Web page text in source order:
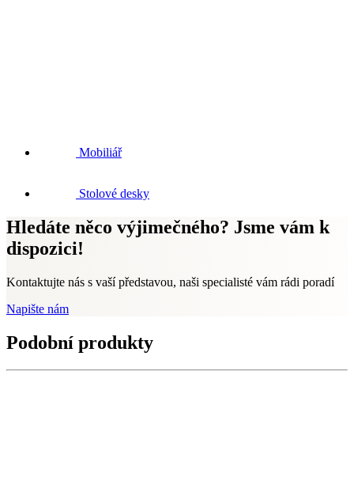
Mobiliář
Stolové desky
Hledáte něco výjimečného? Jsme vám k
dispozici!
Kontaktujte nás s vaší představou, naši specialisté vám rádi poradí
Napište nám
Podobní produkty